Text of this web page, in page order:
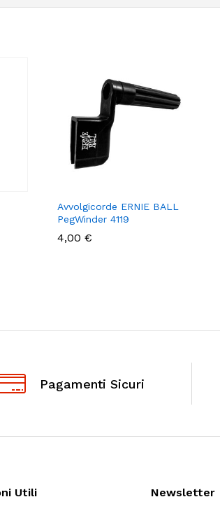
Avvolgicorde ERNIE BALL
PegWinder 4119
4,00 €
Pagamenti Sicuri
Utili Newsletter